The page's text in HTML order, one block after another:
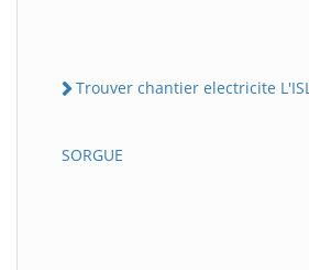
Trouver chantier electricite
SORGUE